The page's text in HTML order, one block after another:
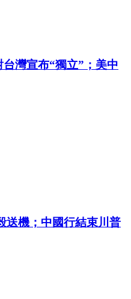
灣宣布“獨立”；美中
送機；中國行結束川普